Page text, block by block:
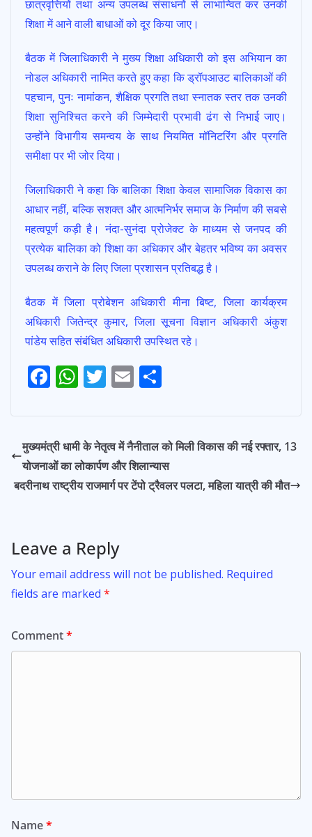
छात्रवृत्तियों तथा अन्य उपलब्ध संसाधनों से लाभान्वित कर उनकी
शिक्षा में आने वाली बाधाओं को दूर किया जाए।
बैठक में जिलाधिकारी ने मुख्य शिक्षा अधिकारी को इस अभियान का
नोडल अधिकारी नामित करते हुए कहा कि ड्रॉपआउट बालिकाओं की
पहचान, पुनः नामांकन, शैक्षिक प्रगति तथा स्नातक स्तर तक उनकी
शिक्षा सुनिश्चित करने की जिम्मेदारी प्रभावी ढंग से निभाई जाए।
उन्होंने विभागीय समन्वय के साथ नियमित मॉनिटरिंग और प्रगति
समीक्षा पर भी जोर दिया।
जिलाधिकारी ने कहा कि बालिका शिक्षा केवल सामाजिक विकास का
आधार नहीं, बल्कि सशक्त और आत्मनिर्भर समाज के निर्माण की सबसे
महत्वपूर्ण कड़ी है। नंदा-सुनंदा प्रोजेक्ट के माध्यम से जनपद की
प्रत्येक बालिका को शिक्षा का अधिकार और बेहतर भविष्य का अवसर
उपलब्ध कराने के लिए जिला प्रशासन प्रतिबद्ध है।
बैठक में जिला प्रोबेशन अधिकारी मीना बिष्ट, जिला कार्यक्रम
अधिकारी जितेन्द्र कुमार, जिला सूचना विज्ञान अधिकारी अंकुश
पांडेय सहित संबंधित अधिकारी उपस्थित रहे।
Post
F
b
o
o
W
s
A
p
T
er
E
l e
मुख्यमंत्री धामी के नेतृत्व में नैनीताल को मिली विकास की नई रफ्तार, 13
योजनाओं का लोकार्पण और शिलान्यास
बदरीनाथ राष्ट्रीय राजमार्ग पर टेंपो ट्रैवलर पलटा, महिला यात्री की मौत
Leave a Reply
Your email address will not be published. Required
fields are marked *
Comment*
Name*